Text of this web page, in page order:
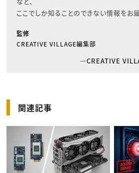
ここでしか知ることのできない情報をお届
監修
CREATIVE VILLAGE編集部
CREATIVE
関連記事